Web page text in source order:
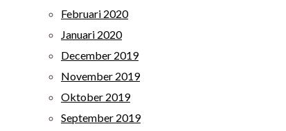
Februari 2020
Januari 2020
December 2019
November 2019
Oktober 2019
September 2019